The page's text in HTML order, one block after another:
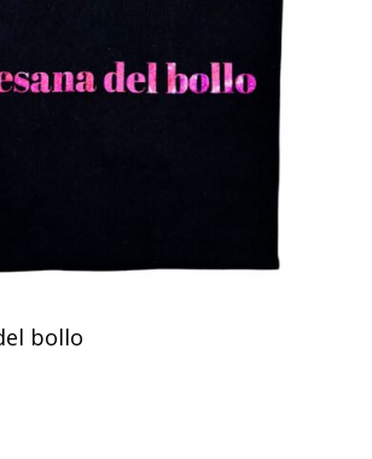
bollo